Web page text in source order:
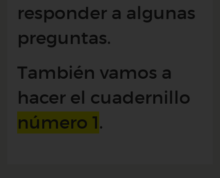
responder a algunas
preguntas.
También vamos a
hacer el cuadernillo
número 1.